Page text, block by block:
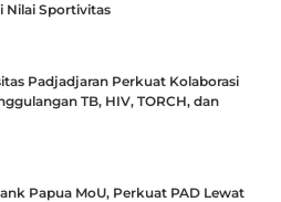
Nilai Sportivitas
Padjadjaran Perkuat Kolaborasi
TB, HIV, TORCH, dan
Papua MoU, Perkuat PAD Lewat